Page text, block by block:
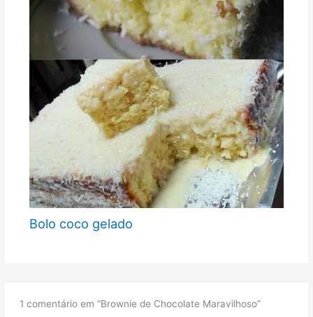
Bolo coco gelado
1 comentário em “Brownie de Chocolate Maravilhoso”